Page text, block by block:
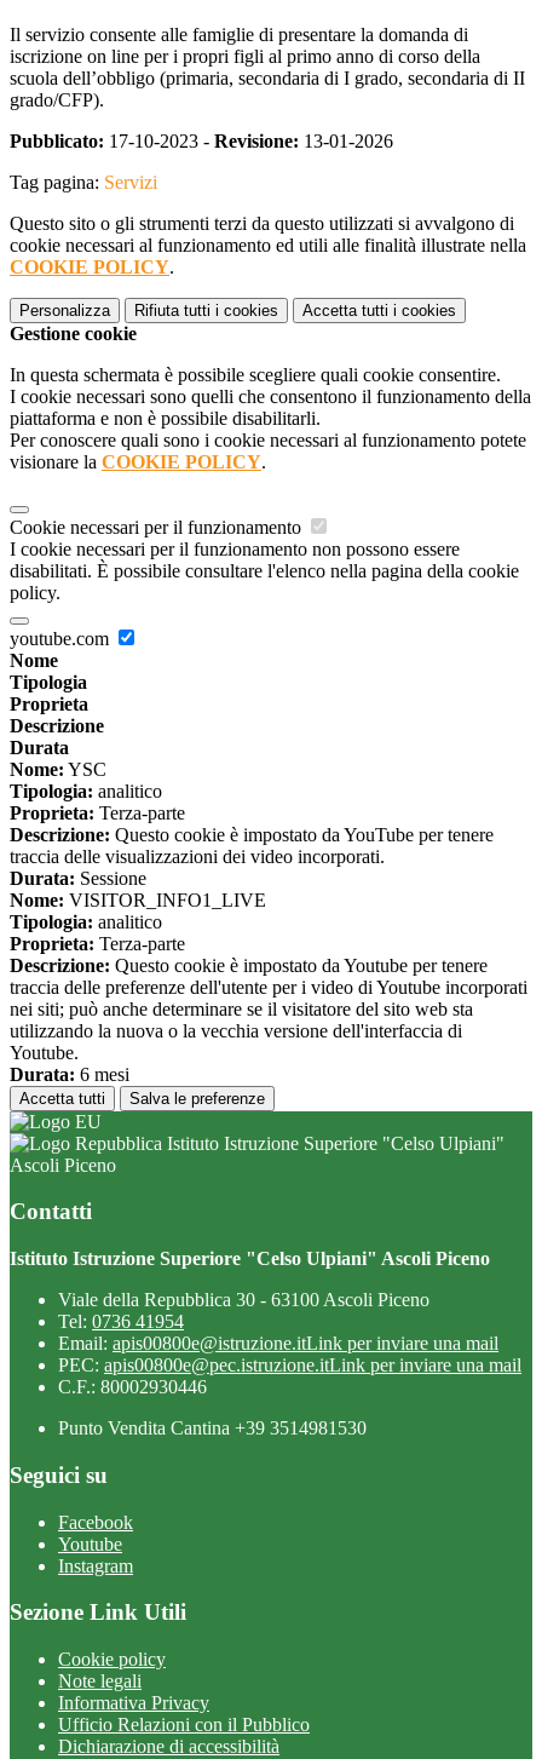
Il servizio consente alle famiglie di presentare la domanda di
iscrizione on line per i propri figli al primo anno di corso della
scuola dell’obbligo (primaria, secondaria di I grado, secondaria di II
grado/CFP).
Pubblicato: 17-10-2023 - Revisione: 13-01-2026
Tag pagina: Servizi
Questo sito o gli strumenti terzi da questo utilizzati si avvalgono di
cookie necessari al funzionamento ed utili alle finalità illustrate nella
COOKIE POLICY.
Personalizza Rifiuta tutti i cookies Accetta tutti i cookies
Gestione cookie
In questa schermata è possibile scegliere quali cookie consentire.
I cookie necessari sono quelli che consentono il funzionamento della
piattaforma e non è possibile disabilitarli.
Per conoscere quali sono i cookie necessari al funzionamento potete
visionare la COOKIE POLICY.
Cookie necessari per il funzionamento
I cookie necessari per il funzionamento non possono essere
disabilitati. È possibile consultare l'elenco nella pagina della cookie
policy.
youtube.com
Nome
Tipologia
Proprieta
Descrizione
Durata
Nome: YSC
Tipologia: analitico
Proprieta: Terza-parte
Descrizione: Questo cookie è impostato da YouTube per tenere
traccia delle visualizzazioni dei video incorporati.
Durata: Sessione
Nome: VISITOR_INFO1_LIVE
Tipologia: analitico
Proprieta: Terza-parte
Descrizione: Questo cookie è impostato da Youtube per tenere
traccia delle preferenze dell'utente per i video di Youtube incorporati
nei siti; può anche determinare se il visitatore del sito web sta
utilizzando la nuova o la vecchia versione dell'interfaccia di
Youtube.
Durata: 6 mesi
Accetta tutti Salva le preferenze
Istituto Istruzione Superiore "Celso Ulpiani"
Ascoli Piceno
Contatti
Istituto Istruzione Superiore "Celso Ulpiani" Ascoli Piceno
Viale della Repubblica 30 - 63100 Ascoli Piceno
Tel: 0736 41954
Email: apis00800e@istruzione.itLink per inviare una mail
PEC: apis00800e@pec.istruzione.itLink per inviare una mail
C.F.: 80002930446
Punto Vendita Cantina +39 3514981530
Seguici su
Facebook
Youtube
Instagram
Sezione Link Utili
Cookie policy
Note legali
Informativa Privacy
Ufficio Relazioni con il Pubblico
Dichiarazione di accessibilità